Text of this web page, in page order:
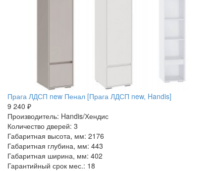
Прага ЛДСП new Пенал [Прага ЛДСП new, Handis]
9 240 ₽
Производитель: Handis/Хендис
Количество дверей: 3
Габаритная высота, мм: 2176
Габаритная глубина, мм: 443
Габаритная ширина, мм: 402
Гарантийный срок мес.: 18